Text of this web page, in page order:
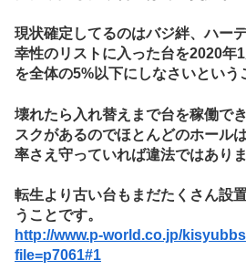
現状確定してるのはバジ絆、ハー
幸性のリストに入った台を2020年
を全体の5%以下にしなさいという
壊れたら入れ替えまで台を稼働で
スクがあるのでほとんどのホール
率さえ守っていれば違法ではあり
転生より古い台もまだたくさん設
うことです。
http://www.p-world.co.jp/
file=p7061#1